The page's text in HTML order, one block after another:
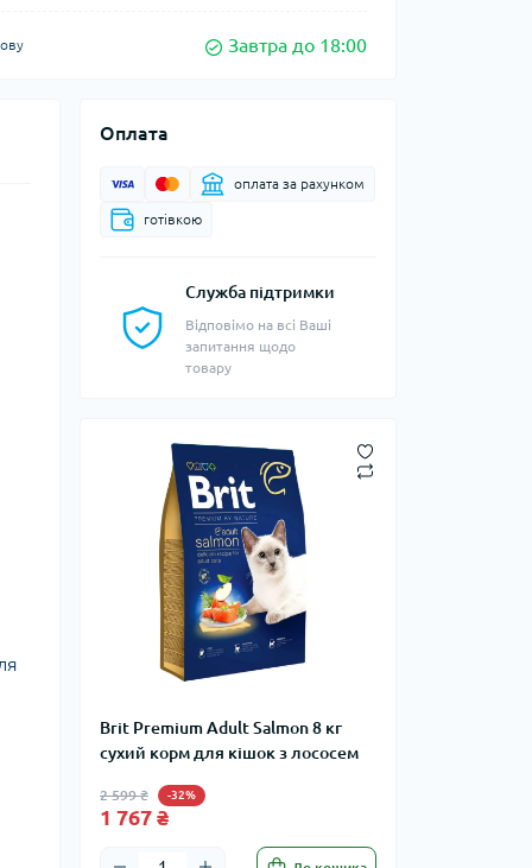
Завтра до 18:00
Оплата
оплата за рахунком
готівкою
Служба підтримки
Відповімо на всі Ваші
запитання щодо
товару
Brit Premium Adult Salmon 8 кг
сухий корм для кішок з лососем
2 599 ₴ -32%
1 767 ₴